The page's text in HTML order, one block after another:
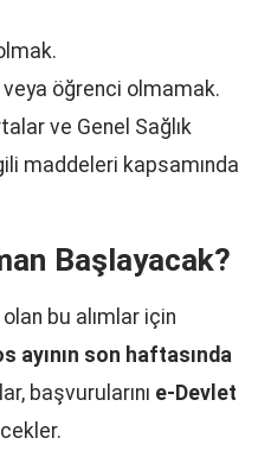
veya öğrenci olmamak.
ve Genel Sağlık
maddeleri kapsamında
Başlayacak?
bu alımlar için
ayının son haftasında
başvurularını e-Devlet